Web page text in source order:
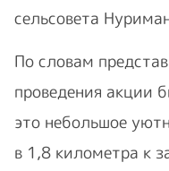
сельсовета
По словам
проведения акции
это небольшое
в 1,8 километра к